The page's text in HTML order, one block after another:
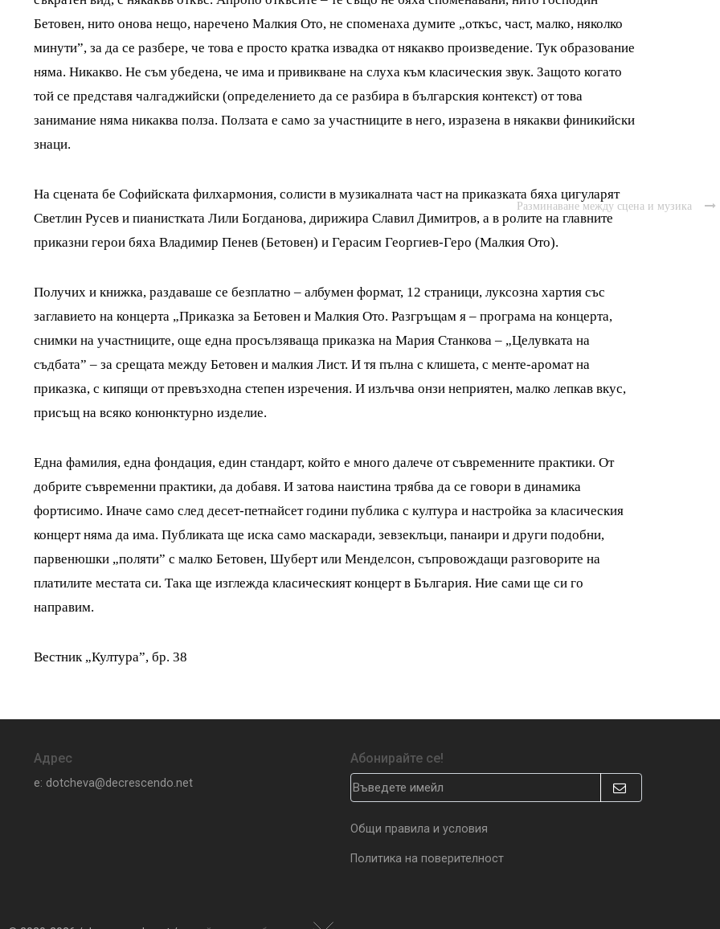

Разминаване между сцена и музика
Бетовен, нито онова нещо, наречено Малкия Ото, не споменаха думите „откъс, част, малко, няколко
минути”, за да се разбере, че това е просто кратка извадка от някакво произведение. Тук образование
няма. Никакво. Не съм убедена, че има и привикване на слуха към класическия звук. Защото когато
той се представя чалгаджийски (определението да се разбира в българския контекст) от това
занимание няма никаква полза. Ползата е само за участниците в него, изразена в някакви финикийски
знаци.
На сцената бе Софийската филхармония, солисти в музикалната част на приказката бяха цигуларят
Светлин Русев и пианистката Лили Богданова, дирижира Славил Димитров, а в ролите на главните
приказни герои бяха Владимир Пенев (Бетовен) и Герасим Георгиев-Геро (Малкия Ото).
Получих и книжка, раздаваше се безплатно – албумен формат, 12 страници, луксозна хартия със
заглавието на концерта „Приказка за Бетовен и Малкия Ото. Разгръщам я – програма на концерта,
снимки на участниците, още една просълзяваща приказка на Мария Станкова – „Целувката на
съдбата” – за срещата между Бетовен и малкия Лист. И тя пълна с клишета, с менте-аромат на
приказка, с кипящи от превъзходна степен изречения. И излъчва онзи неприятен, малко лепкав вкус,
присъщ на всяко конюнктурно изделие.
Една фамилия, една фондация, един стандарт, който е много далече от съвременните практики. От
добрите съвременни практики, да добавя. И затова наистина трябва да се говори в динамика
фортисимо. Иначе само след десет-петнайсет години публика с култура и настройка за класическия
концерт няма да има. Публиката ще иска само маскаради, зевзеклъци, панаири и други подобни,
парвенюшки „поляти” с малко Бетовен, Шуберт или Менделсон, съпровождащи разговорите на
платилите местата си. Така ще изглежда класическият концерт в България. Ние сами ще си го
направим.
Вестник „Култура”, бр. 38
Адрес
e: dotcheva@decrescendo.net
Абонирайте се!
Общи правила и условия
Политика на поверителност